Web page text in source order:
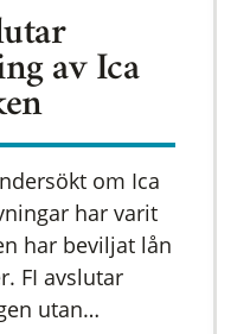
av Ica
om Ica
har varit
har beviljat lån
FI avslutar
utan…